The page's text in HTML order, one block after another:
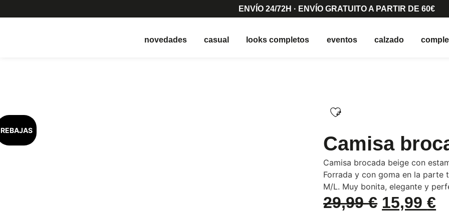
ENVÍO 24/72H · ENVÍO GRATUITO A PARTIR DE 60€
novedades casual looks completos eventos calzado
REBAJAS
Camisa
Camisa brocada beige con
Forrada y con goma en la parte
M/L. Muy bonita, elegante y
29,99€ 15,99€